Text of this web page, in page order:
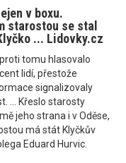
v boxu.
starostou se stal
... Lidovky.cz
tomu hlasovalo
lidí, přestože
signalizovaly
... Křeslo starosty
jeho strana i v Oděse,
má stát Klyčkův
Eduard Hurvic.